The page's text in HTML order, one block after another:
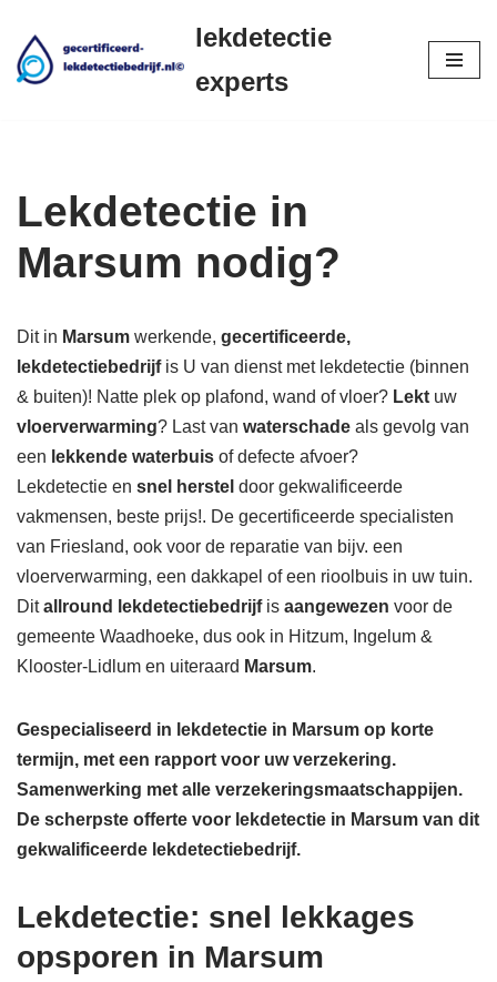
Ga
lekdetectie
experts
Lekdetectie in
Marsum nodig?
Dit in Marsum werkende, gecertificeerde,
lekdetectiebedrijf is U van dienst met lekdetectie (binnen
& buiten)! Natte plek op plafond, wand of vloer? Lekt uw
vloerverwarming? Last van waterschade als gevolg van
een lekkende waterbuis of defecte afvoer?
Lekdetectie en snel herstel door gekwalificeerde
vakmensen, beste prijs!. De gecertificeerde specialisten
van Friesland, ook voor de reparatie van bijv. een
vloerverwarming, een dakkapel of een rioolbuis in uw tuin.
Ditallround lekdetectiebedrijfis aangewezen voor de
gemeente Waadhoeke, dus ook in Hitzum, Ingelum &
Klooster-Lidlum en uiteraard Marsum.
Gespecialiseerd in lekdetectie in Marsum op korte
termijn, met een rapport voor uw verzekering.
Samenwerking met alle verzekeringsmaatschappijen.
De scherpste offerte voor lekdetectie in Marsum van dit
gekwalificeerde lekdetectiebedrijf.
Lekdetectie: snel lekkages
opsporen in Marsum